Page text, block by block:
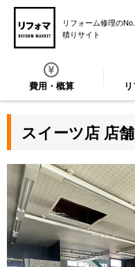
リフォーム修理の
積りサイト
費用・概算
スイーツ店 店